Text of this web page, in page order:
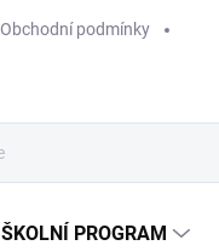
Obchodní podmínky
ŠKOLNÍ PROGRAM